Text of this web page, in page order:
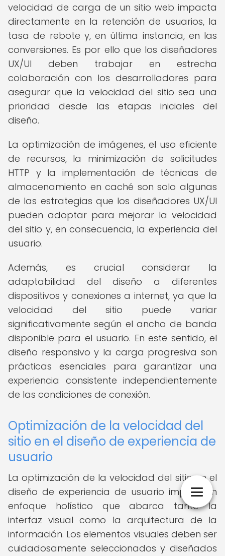
velocidad de carga de un sitio web impacta
directamente en la retención de usuarios, la
tasa de rebote y, en última instancia, en las
conversiones. Es por ello que los diseñadores
UX/UI deben trabajar en estrecha
colaboración con los desarrolladores para
asegurar que la velocidad del sitio sea una
prioridad desde las etapas iniciales del
diseño.
La optimización de imágenes, el uso eficiente
de recursos, la minimización de solicitudes
HTTP y la implementación de técnicas de
almacenamiento en caché son solo algunas
de las estrategias que los diseñadores UX/UI
pueden adoptar para mejorar la velocidad
del sitio y, en consecuencia, la experiencia del
usuario.
Además, es crucial considerar la
adaptabilidad del diseño a diferentes
dispositivos y conexiones a internet, ya que la
velocidad del sitio puede variar
significativamente según el ancho de banda
disponible para el usuario. En este sentido, el
diseño responsivo y la carga progresiva son
prácticas esenciales para garantizar una
experiencia consistente independientemente
de las condiciones de conexión.
Optimización de la velocidad del
sitio en el diseño de experiencia de
usuario
La optimización de la velocidad del sitio en el
diseño de experiencia de usuario implica un
enfoque holístico que abarca tanto la
interfaz visual como la arquitectura de la
información. Los elementos visuales deben ser
cuidadosamente seleccionados y diseñados